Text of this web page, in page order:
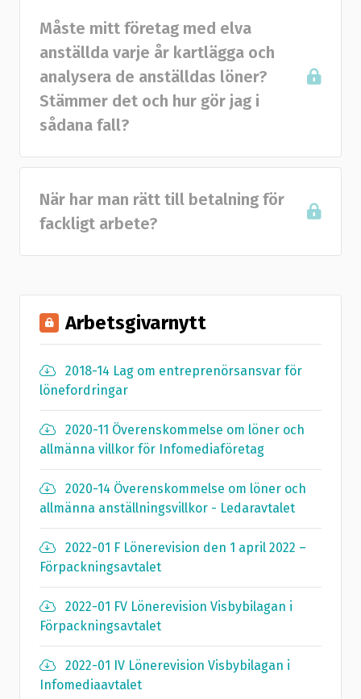
Måste mitt företag med elva
anställda varje år kartlägga och
analysera de anställdas löner?
Stämmer det och hur gör jag i
sådana fall?
När har man rätt till betalning för
fackligt arbete?
Arbetsgivarnytt
2018-14 Lag om entreprenörsansvar för
lönefordringar
2020-11 Överenskommelse om löner och
allmänna villkor för Infomediaföretag
2020-14 Överenskommelse om löner och
allmänna anställningsvillkor - Ledaravtalet
2022-01 F Lönerevision den 1 april 2022 –
Förpackningsavtalet
2022-01 FV Lönerevision Visbybilagan i
Förpackningsavtalet
2022-01 IV Lönerevision Visbybilagan i
Infomediaavtalet